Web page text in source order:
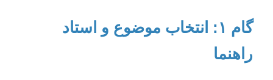
گام ۱: انتخاب موضوع و استاد
راهنما